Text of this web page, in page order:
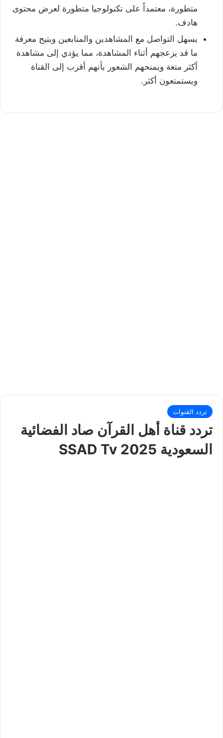
متطورة، معتمداً على تكنولوجيا متطورة لعرض محتوى
هادف.
يسهل التواصل مع المشاهدين والمتابعين ويتيح معرفة
ما قد يزعجهم أثناء المشاهدة، مما يؤدي إلى مشاهدة
أكثر متعة ويمنحهم الشعور بأنهم أقرب إلى القناة
ويستمتعون أكثر.